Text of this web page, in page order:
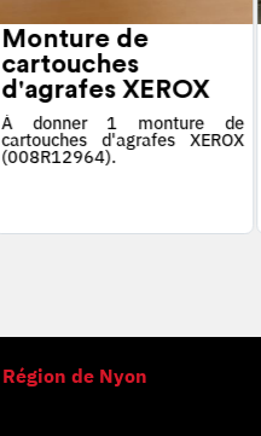
Monture de
cartouches
d'agrafes XEROX
À donner 1 monture de
cartouches d'agrafes XEROX
(008R12964).
Région de Nyon